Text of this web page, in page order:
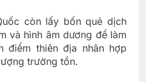
còn lấy bốn quẻ dịch
và hình âm dương để làm
điểm thiên địa nhân hợp
trường tồn.